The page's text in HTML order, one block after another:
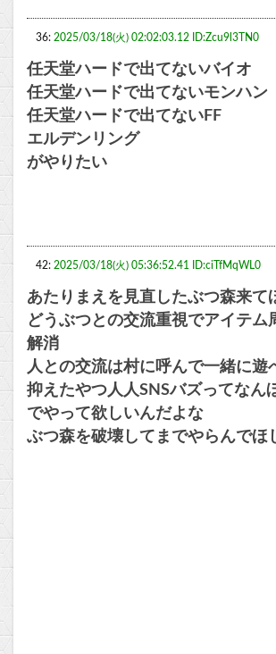
36: 2025/03/18(火) 02:02:03.12 ID:Zcu9l3TN0
任天堂ハードで出てないバイオ
任天堂ハードで出てないモンハン
任天堂ハードで出てないFF
エルデンリング
がやりたい
42: 2025/03/18(火) 05:36:52.41 ID:ciTfMqWL0
あたりまえを見直したぶつ森来て
どうぶつとの交流重視でアイテム
解消
人との交流は村に呼んで一緒に遊
抑えたやつ人人SNSバズってなん
でやって欲しいんだよな
ぶつ森を破壊してまでやらんでほ